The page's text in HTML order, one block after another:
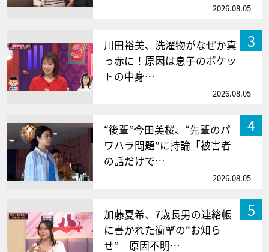
2026.08.05
3
川田裕美、洗濯物がなぜか真
っ赤に！原因は息子のポケッ
トの中身…
2026.08.05
4
“後輩”今田美桜、“先輩のパ
ワハラ問題”に持論「被害者
の話だけで…
2026.08.05
5
加藤夏希、7歳長男の連絡帳
に書かれた衝撃の“お知ら
せ” 原因不明…